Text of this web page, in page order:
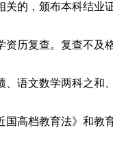
，颁布本科结业
复查。复查不及格
文数学两科之和
档教育法》和教